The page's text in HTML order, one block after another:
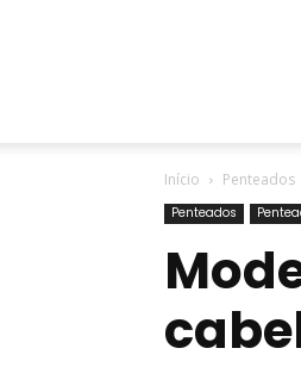
Início Penteados
Penteados